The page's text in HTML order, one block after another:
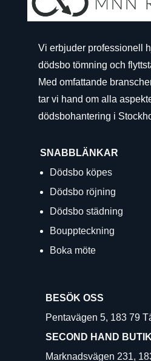
Vi erbjuder professionell
dödsbo tömning och
Med omfattande
tar vi hand om alla
dödsbohantering i
SNABBLÄNKAR
Dödsbo köpes
Dödsbo röjning
Dödsbo städning
Bouppteckning
Boka möte
BESÖK OSS
Pentavägen 5, 183 79
SECOND HAND
Marknadsvägen 231,